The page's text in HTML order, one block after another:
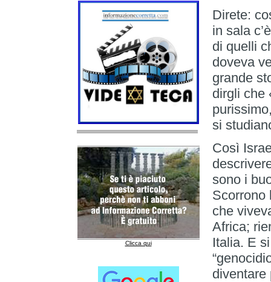
Clicca qui
Direte:
in sala
di quelli
doveva
grande
dirgli che
si
Così
sono i
Scorrono
che
Africa;
Italia. E
diventare